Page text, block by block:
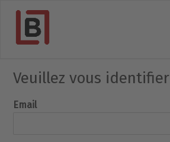
Veuillez vous identifier
Email